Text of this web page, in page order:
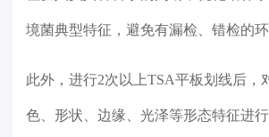
境菌典型特征，避免有漏检、错检的环
此外，进行2次以上TSA平板划线后，
色、形状、边缘、光泽等形态特征进